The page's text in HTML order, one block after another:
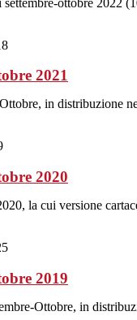
2021
in distribuzione
2020
la cui versione
2019
Ottobre, in